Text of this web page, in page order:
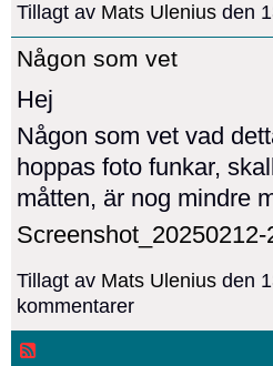
Tillagt av Mats Ulenius den
Någon som vet
Hej
Någon som vet vad
hoppas foto funkar,
måtten, är nog mindre
Tillagt av Mats Ulenius den
kommentarer